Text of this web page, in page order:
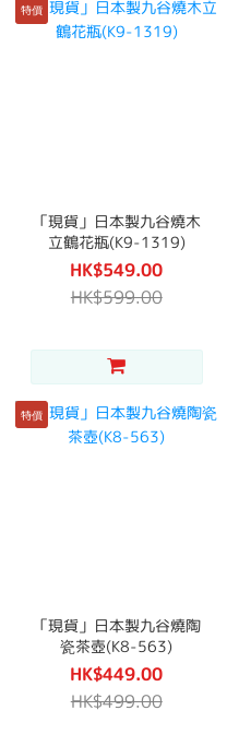
特價
「現貨」日本製九谷燒木
立鶴花瓶(K9-1319)
HK$549.00
HK$599.00
特價
「現貨」日本製九谷燒陶
瓷茶壺(K8-563)
HK$449.00
HK$499.00